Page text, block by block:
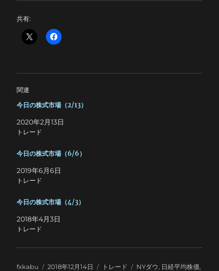
共有:
関連
今日の株式市場（2/13）
2020年2月13日
トレード
今日の株式市場（6/6）
2019年6月6日
トレード
今日の株式市場（4/3）
2018年4月3日
トレード
投
fxkabu
投
2018年12月14日
カ
トレード
タ
NYダウ, 日経平均株価,